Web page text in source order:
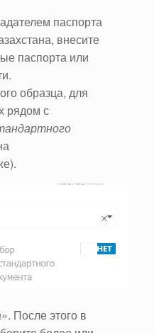
паспорта
внесите
паспорта или
образца, для
рядом с
. После этого в